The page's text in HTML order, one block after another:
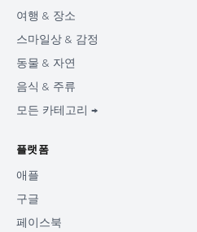
여행 & 장소
스마일상 & 감정
동물 & 자연
음식 & 주류
모든 카테고리 →
플랫폼
애플
구글
페이스북